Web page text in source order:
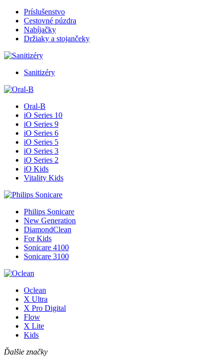
Príslušenstvo
Cestovné púzdra
Nabíjačky
Držiaky a stojančeky
Sanitizéry
Oral-B
iO Series 10
iO Series 9
iO Series 6
iO Series 5
iO Series 3
iO Series 2
iO Kids
Vitality Kids
Philips Sonicare
New Generation
DiamondClean
For Kids
Sonicare 4100
Sonicare 3100
Oclean
X Ultra
X Pro Digital
Flow
X Lite
Kids
Ďalšie značky